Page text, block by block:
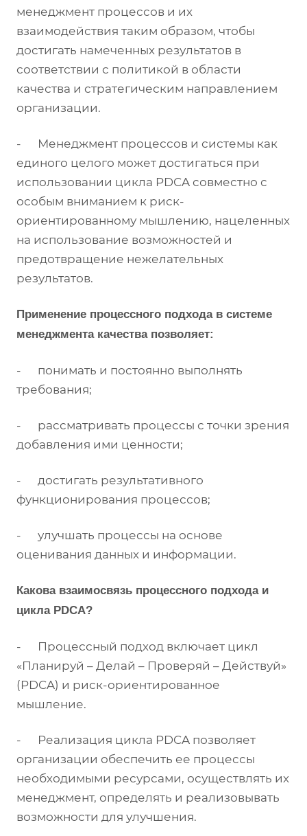
менеджмент процессов и их
взаимодействия таким образом, чтобы
достигать намеченных результатов в
соответствии с политикой в области
качества и стратегическим направлением
организации.
- Менеджмент процессов и системы как
единого целого может достигаться при
использовании цикла PDCA совместно с
особым вниманием к риск-
ориентированному мышлению, нацеленных
на использование возможностей и
предотвращение нежелательных
результатов.
Применение процессного подхода в системе
менеджмента качества позволяет:
- понимать и постоянно выполнять
требования;
- рассматривать процессы с точки зрения
добавления ими ценности;
- достигать результативного
функционирования процессов;
- улучшать процессы на основе
оценивания данных и информации.
Какова взаимосвязь процессного подхода и
цикла PDCA?
- Процессный подход включает цикл
«Планируй – Делай – Проверяй – Действуй»
(PDCA) и риск-ориентированное
мышление.
- Реализация цикла PDCA позволяет
организации обеспечить ее процессы
необходимыми ресурсами, осуществлять их
менеджмент, определять и реализовывать
возможности для улучшения.